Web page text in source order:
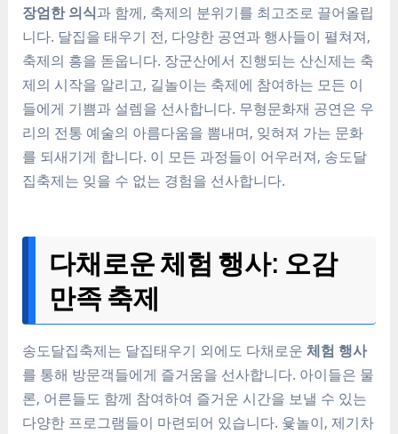
장엄한 의식과 함께, 축제의 분위기를 최고조로 끌어올립
니다. 달집을 태우기 전, 다양한 공연과 행사들이 펼쳐져,
축제의 흥을 돋웁니다. 장군산에서 진행되는 산신제는 축
제의 시작을 알리고, 길놀이는 축제에 참여하는 모든 이
들에게 기쁨과 설렘을 선사합니다. 무형문화재 공연은 우
리의 전통 예술의 아름다움을 뽐내며, 잊혀져 가는 문화
를 되새기게 합니다. 이 모든 과정들이 어우러져, 송도달
집축제는 잊을 수 없는 경험을 선사합니다.
다채로운 체험 행사: 오감
만족 축제
송도달집축제는 달집태우기 외에도 다채로운체험 행사
를 통해 방문객들에게 즐거움을 선사합니다. 아이들은 물
론, 어른들도 함께 참여하여 즐거운 시간을 보낼 수 있는
다양한 프로그램들이 마련되어 있습니다. 윷놀이, 제기차